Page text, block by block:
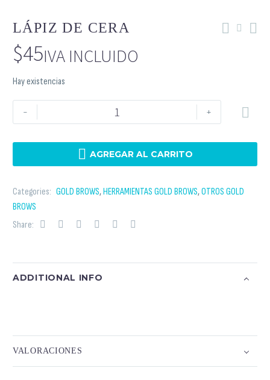
LÁPIZ DE CERA
$45IVA INCLUIDO
Hay existencias
- +
 AGREGAR AL CARRITO
Categories: GOLD BROWS,HERRAMIENTAS GOLD BROWS,OTROS GOLD
BROWS
Share:
ADDITIONAL INFO
VALORACIONES